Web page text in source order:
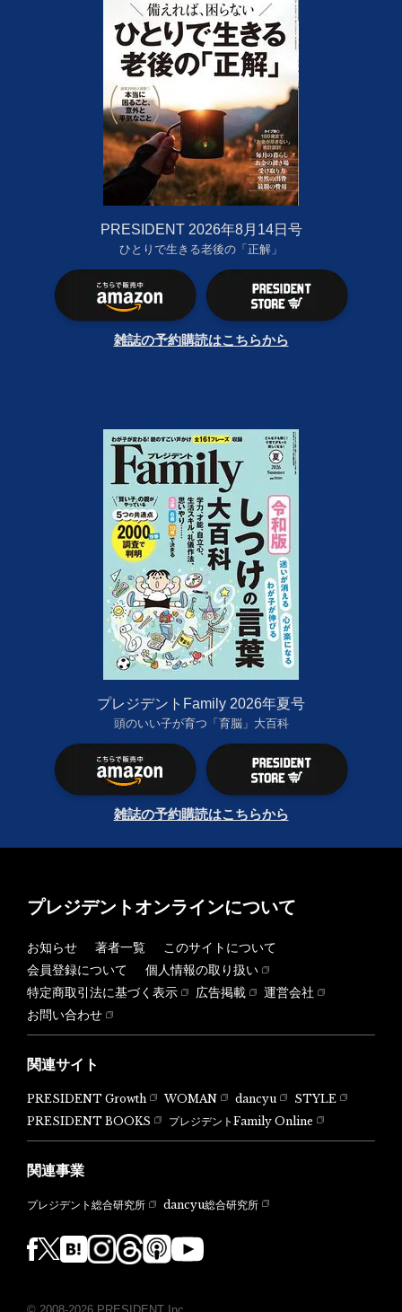
PRESIDENT 2026年8月14日号
ひとりで生きる老後の「正解」
雑誌の予約購読はこちらから
プレジデントFamily 2026年夏号
頭のいい子が育つ「育脳」大百科
雑誌の予約購読はこちらから
プレジデントオンラインについて
お知らせ 著者一覧
このサイトについて
会員登録について
個人情報の取り扱い
特定商取引法に基づく表示
広告掲載
運営会社
お問い合わせ
関連サイト
PRESIDENT Growth WOMAN dancyu
STYLE
PRESIDENT BOOKS
プレジデントFamily Online
関連事業
プレジデント総合研究所 dancyu総合研究所